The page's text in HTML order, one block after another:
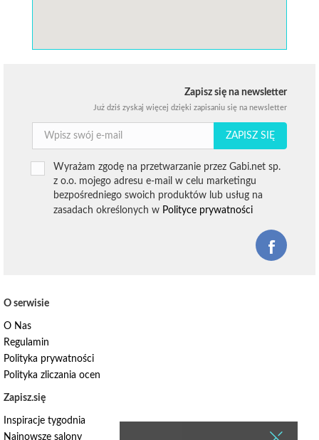
Zapisz się na newsletter
Już dziś zyskaj więcej dzięki zapisaniu się na newsletter
ZAPISZ SIĘ
Wyrażam zgodę na przetwarzanie przez Gabi.net sp.
z o.o. mojego adresu e-mail w celu marketingu
bezpośredniego swoich produktów lub usług na
zasadach określonych w Polityce prywatności
O serwisie
O Nas
Regulamin
Polityka prywatności
Polityka zliczania ocen
Zapisz.się
Inspiracje tygodnia
Najnowsze salony